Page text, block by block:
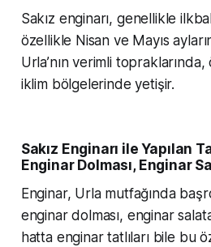
Sakız enginarı, genellikle
özellikle Nisan ve Mayıs
Urla’nın verimli
iklim bölgelerinde yetişir.
Sakız Enginarı ile Yapılan
Enginar Dolması, Enginar
Enginar, Urla mutfağında
enginar dolması, enginar
hatta enginar tatlıları bile bu